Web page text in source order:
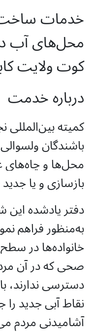
خدمات ساخت
محل‌های آب
کوت ولایت
درباره خدمت
باشندگان
محل‌ها و چاه‌های
بازسازی و یا
دفتر یادشده
به‌منظور فراهم
خانواده‌ها در
صحی که در آن
دسترسی ندارند،
نقاط آبی جدید
آشامیدنی مردم